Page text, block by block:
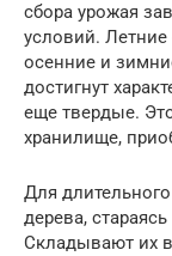
сбора урожая
условий. Летние
осенние и
достигнут
еще твердые.
хранилище,
Для
дерева,
Складывают их